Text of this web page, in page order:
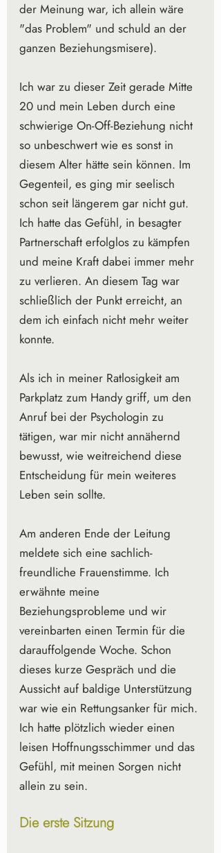
der Meinung war, ich allein wäre
"das Problem" und schuld an der
ganzen Beziehungsmisere).
Ich war zu dieser Zeit gerade Mitte
20 und mein Leben durch eine
schwierige On-Off-Beziehung nicht
so unbeschwert wie es sonst in
diesem Alter hätte sein können. Im
Gegenteil, es ging mir seelisch
schon seit längerem gar nicht gut.
Ich hatte das Gefühl, in besagter
Partnerschaft erfolglos zu kämpfen
und meine Kraft dabei immer mehr
zu verlieren. An diesem Tag war
schließlich der Punkt erreicht, an
dem ich einfach nicht mehr weiter
konnte.
Als ich in meiner Ratlosigkeit am
Parkplatz zum Handy griff, um den
Anruf bei der Psychologin zu
tätigen, war mir nicht annähernd
bewusst, wie weitreichend diese
Entscheidung für mein weiteres
Leben sein sollte.
Am anderen Ende der Leitung
meldete sich eine sachlich-
freundliche Frauenstimme. Ich
erwähnte meine
Beziehungsprobleme und wir
vereinbarten einen Termin für die
darauffolgende Woche. Schon
dieses kurze Gespräch und die
Aussicht auf baldige Unterstützung
war wie ein Rettungsanker für mich.
Ich hatte plötzlich wieder einen
leisen Hoffnungsschimmer und das
Gefühl, mit meinen Sorgen nicht
allein zu sein.
Die erste Sitzung